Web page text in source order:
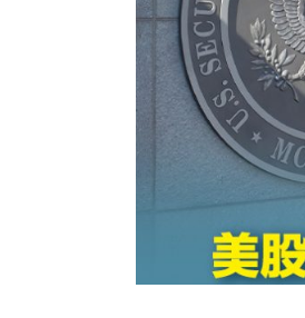
15:59 財經｜SA
11:30 財經｜精
14:50 地產｜大
13:12 國際｜特
12:30 財經｜香
財經｜黑
財經｜美